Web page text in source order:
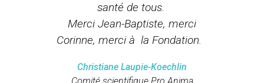
santé de tous.
Merci Jean-Baptiste, merci
Corinne, merci à la Fondation.
Christiane Laupie-Koechlin